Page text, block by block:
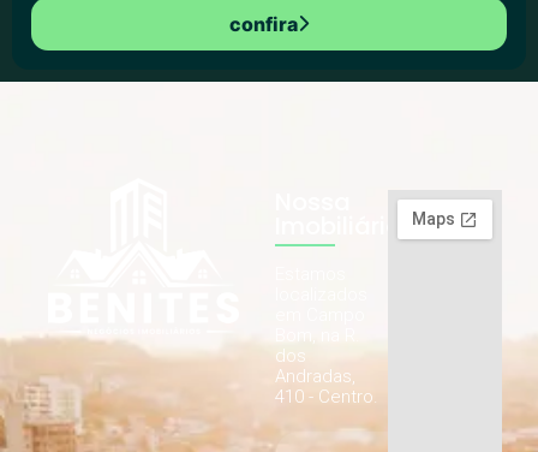
confira
dos
Andradas,
410 - Centro.